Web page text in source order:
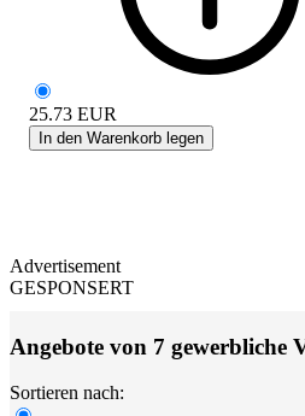
25.73 EUR
In den Warenkorb legen
Advertisement
GESPONSERT
Angebote von 7 gewerbliche
Sortieren nach: